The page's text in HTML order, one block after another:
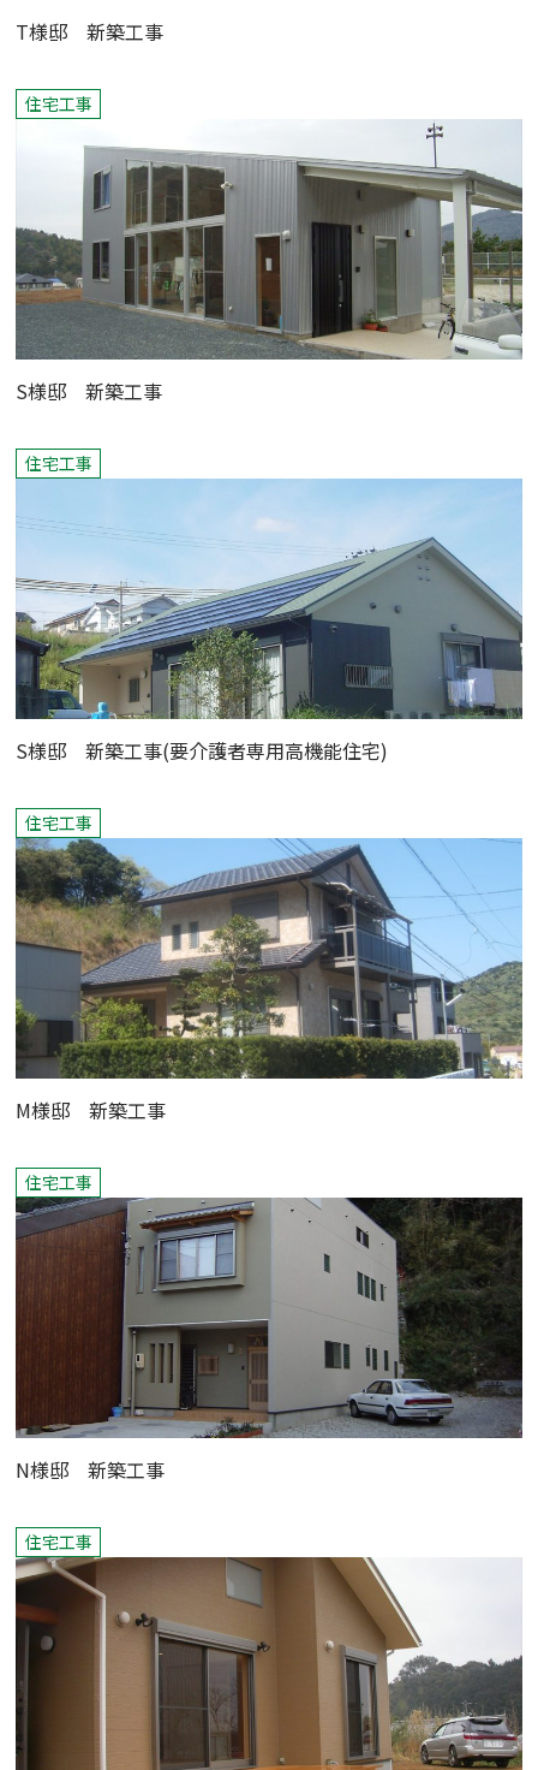
T様邸 新築工事
住宅工事
S様邸 新築工事
住宅工事
S様邸 新築工事(要介護者専用高機能住宅)
住宅工事
M様邸 新築工事
住宅工事
N様邸 新築工事
住宅工事